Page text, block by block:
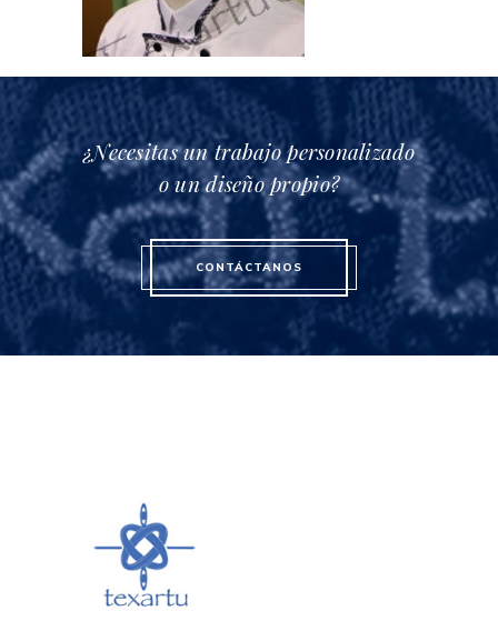
¿Necesitas un trabajo personalizado
o un diseño propio?
CONTÁCTANOS